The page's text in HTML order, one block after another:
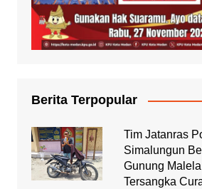
Berita Terpopular
Tim Jatanras
Simalungun
Gunung
Tersangka